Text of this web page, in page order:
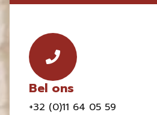
Bel ons
+32 (0)11 64 05 59